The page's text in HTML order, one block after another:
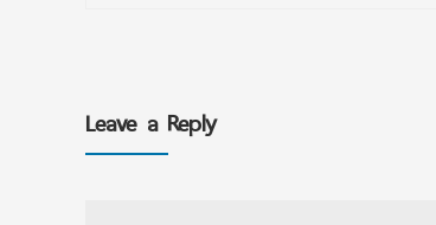
Leave a Reply